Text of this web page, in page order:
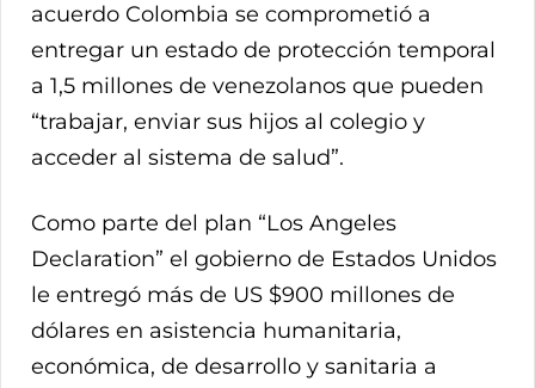
acuerdo Colombia se comprometió a
entregar un estado de protección temporal
a 1,5 millones de venezolanos que pueden
“trabajar, enviar sus hijos al colegio y
acceder al sistema de salud”.
Como parte del plan “Los Angeles
Declaration” el gobierno de Estados Unidos
le entregó más de US $900 millones de
dólares en asistencia humanitaria,
económica, de desarrollo y sanitaria a